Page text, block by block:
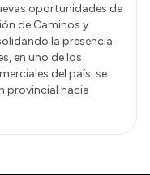
oportunidades de
de Caminos y
la presencia
en uno de los
del país, se
provincial hacia